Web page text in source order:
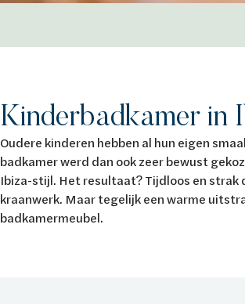
Kinderbadkamer in
Oudere kinderen hebben al hun eigen
badkamer werd dan ook zeer bewust
Ibiza-stijl. Het resultaat? Tijdloos en strak
kraanwerk. Maar tegelijk een warme
badkamermeubel.